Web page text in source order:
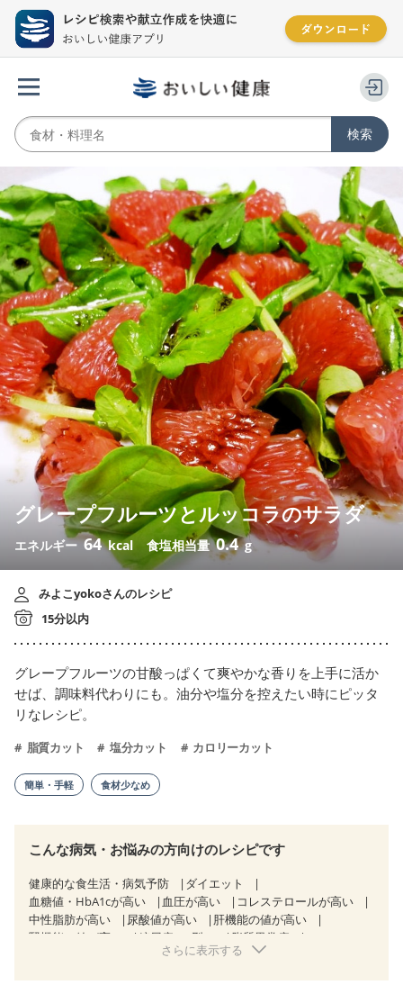
グレープフルーツとルッコラのサラダ
エネルギー 64 kcal 食塩相当量0.4 g
みよこyokoさんのレシピ
15分以内
グレープフルーツの甘酸っぱくて爽やかな香りを上手に活か
せば、調味料代わりにも。油分や塩分を控えたい時にピッタ
リなレシピ。
脂質カット 塩分カット カロリーカット
簡単・手軽 食材少なめ
こんな病気・お悩みの方向けのレシピです
健康的な食生活・病気予防
ダイエット
血糖値・HbA1cが高い
血圧が高い
コレステロールが高い
中性脂肪が高い
尿酸値が高い
肝機能の値が高い
腎機能の値が高い
糖尿病（2型）
脂質異常症
狭心症 心筋梗塞
さらに表示する